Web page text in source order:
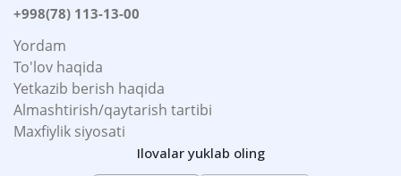
+998(78) 113-13-00
Yordam
To'lov haqida
Yetkazib berish haqida
Almashtirish/qaytarish tartibi
Maxfiylik siyosati
Ilovalar yuklab oling